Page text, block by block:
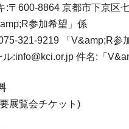
:〒600-8864 京都市下京区
参加希望」係
321-9219 「V&amp;R参
ル:info@kci.or.jp 件名:「
展覧会チケット)